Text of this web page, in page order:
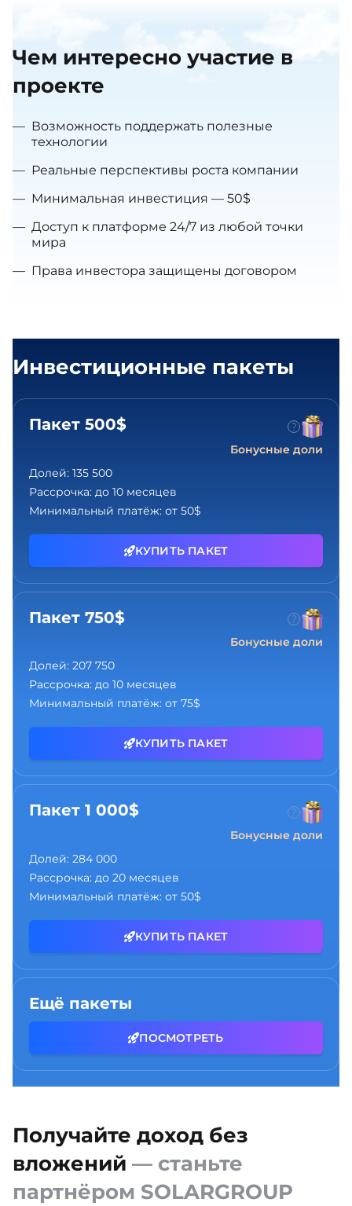
Чем интересно участие в
проекте
— Возможность поддержать полезные
технологии
— Реальные перспективы роста компании
— Минимальная инвестиция — 50$
— Доступ к платформе 24/7 из любой точки
мира
— Права инвестора защищены договором
Инвестиционные пакеты
Пакет 500$
Бонусные доли
Долей: 135 500
Рассрочка: до 10 месяцев
Минимальный платёж: от 50$
КУПИТЬ ПАКЕТ
Пакет 750$
Бонусные доли
Долей: 207 750
Рассрочка: до 10 месяцев
Минимальный платёж: от 75$
КУПИТЬ ПАКЕТ
Пакет 1 000$
Бонусные доли
Долей: 284 000
Рассрочка: до 20 месяцев
Минимальный платёж: от 50$
КУПИТЬ ПАКЕТ
Ещё пакеты
ПОСМОТРЕТЬ
Получайте доход без
вложений — станьте
партнёром SOLARGROUP